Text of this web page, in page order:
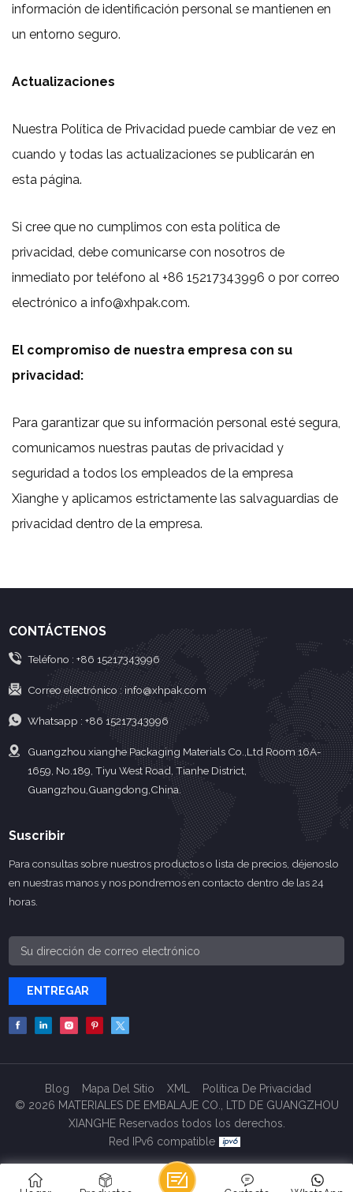
información de identificación personal se mantienen en
un entorno seguro.
Actualizaciones
Nuestra Política de Privacidad puede cambiar de vez en
cuando y todas las actualizaciones se publicarán en
esta página.
Si cree que no cumplimos con esta política de
privacidad, debe comunicarse con nosotros de
inmediato por teléfono al +86 15217343996 o por correo
electrónico a info@xhpak.com.
El compromiso de nuestra empresa con su
privacidad:
Para garantizar que su información personal esté segura,
comunicamos nuestras pautas de privacidad y
seguridad a todos los empleados de la empresa
Xianghe y aplicamos estrictamente las salvaguardias de
privacidad dentro de la empresa.
CONTÁCTENOS
Teléfono : +86 15217343996
Correo electrónico :info@xhpak.com
Whatsapp : +86 15217343996
Guangzhou xianghe Packaging Materials Co.,Ltd Room 16A-
1659, No.189, Tiyu West Road, Tianhe District,
Guangzhou,Guangdong,China.
Suscribir
Para consultas sobre nuestros productos o lista de precios, déjenoslo
en nuestras manos y nos pondremos en contacto dentro de las 24
horas.
ENTREGAR
Blog Mapa Del Sitio XML
Política De Privacidad
© 2026 MATERIALES DE EMBALAJE CO., LTD DE GUANGZHOU
XIANGHE Reservados todos los derechos.
Red IPv6 compatible